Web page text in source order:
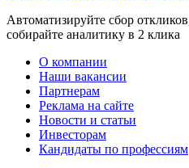
Автоматизируйте сбор
собирайте аналитику в 2 клика
О компании
Наши вакансии
Партнерам
Реклама на сайте
Новости и статьи
Инвесторам
Кандидаты по профессиям